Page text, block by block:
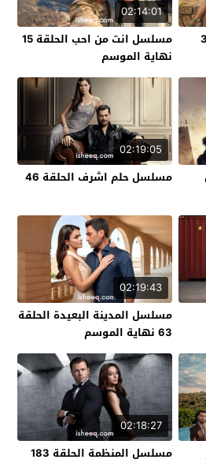
02:14:01
مسلسل انت من احب الحلقة 15
نهاية الموسم
02:19:05
مسلسل حلم اشرف الحلقة 46
02:19:43
مسلسل المدينة البعيدة الحلقة
63 نهاية الموسم
02:18:27
مسلسل المنظمة الحلقة 183